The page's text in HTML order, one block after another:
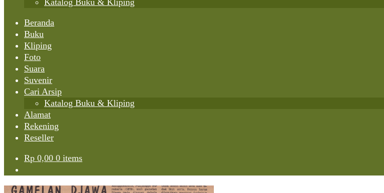
Katalog Buku & Kliping
Beranda
Buku
Kliping
Foto
Suara
Suvenir
Cari Arsip
Katalog Buku & Kliping
Alamat
Rekening
Reseller
Rp 0,00 0 items